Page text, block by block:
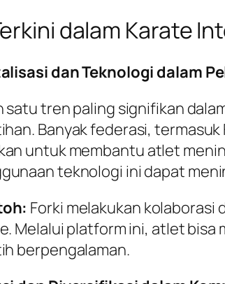
dalam Karate
dan Teknologi dalam
satu tren paling signifikan
Banyak federasi,
untuk membantu atlet
teknologi ini dapat
Forki melakukan
Melalui platform ini, atlet bisa
berpengalaman.